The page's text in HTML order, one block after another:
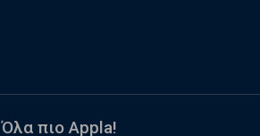
Όλα πιο Appla!